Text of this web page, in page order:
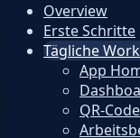
Overview
Erste Schritte
Tägliche
App
QR-